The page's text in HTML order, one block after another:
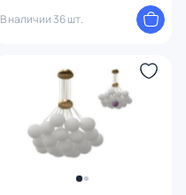
В наличии 36 шт.